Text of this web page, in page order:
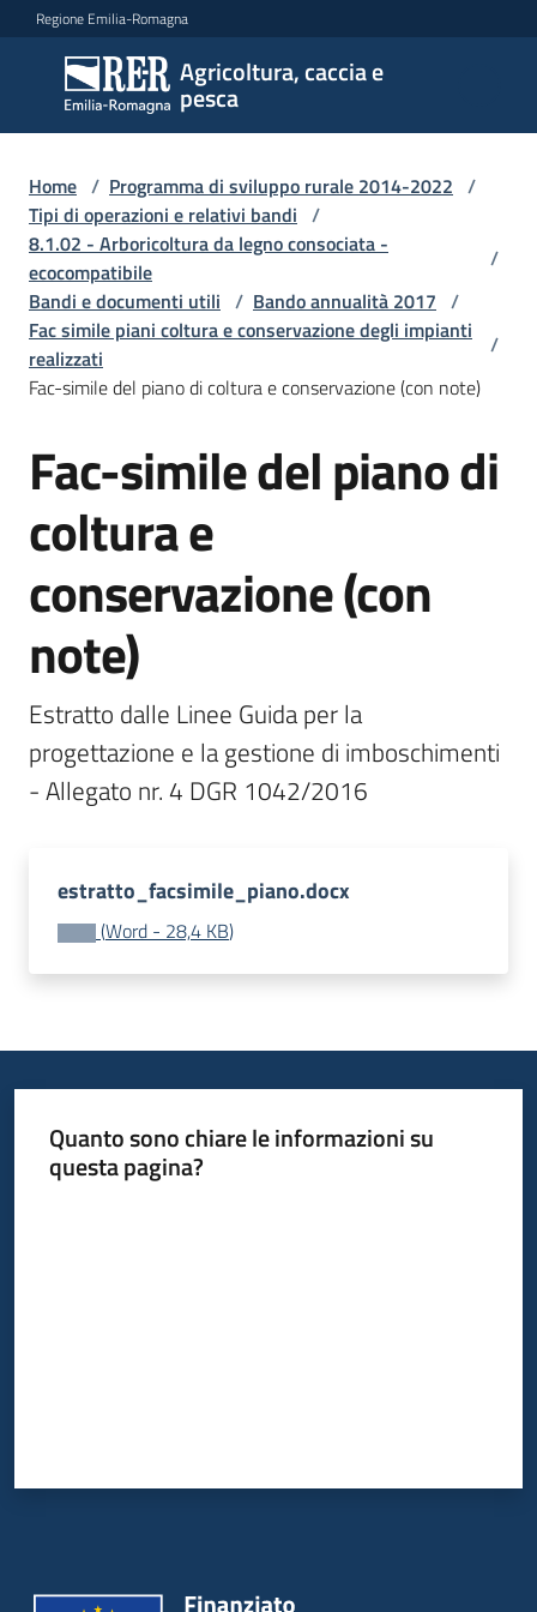
Vai al contenuto
Vai alla navigazione
Vai al footer
Regione Emilia-Romagna
Agricoltura, caccia e
pesca
Agricoltura,
caccia e
pesca
Argomenti
Novità
atti
bandi
Menu selezionato
programmi
progetti
cifre
Home / Programma di sviluppo rurale 2014-2022 /
Tipi di operazioni e relativi bandi /
8.1.02 - Arboricoltura da legno consociata -
ecocompatibile
/
Bandi e documenti utili / Bando annualità 2017 /
Fac simile piani coltura e conservazione degli impianti
realizzati
/
Fac-simile del piano di coltura e conservazione (con note)
Fac-simile del piano di
coltura e
conservazione (con
note)
Estratto dalle Linee Guida per la
progettazione e la gestione di imboschimenti
- Allegato nr. 4 DGR 1042/2016
estratto_facsimile_piano.docx
(Word - 28,4 KB)
Quanto sono chiare le informazioni su
questa pagina?